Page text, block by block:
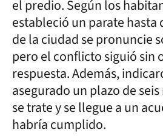
el predio. Según los
estableció un parate
de la ciudad se pronuncie
pero el conflicto siguió sin
respuesta. Además,
asegurado un plazo de
se trate y se llegue a un
habría cumplido.